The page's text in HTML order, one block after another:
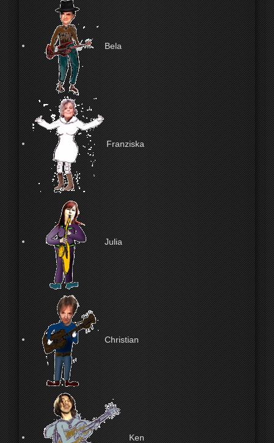
Bela
Franziska
Julia
Christian
Ken